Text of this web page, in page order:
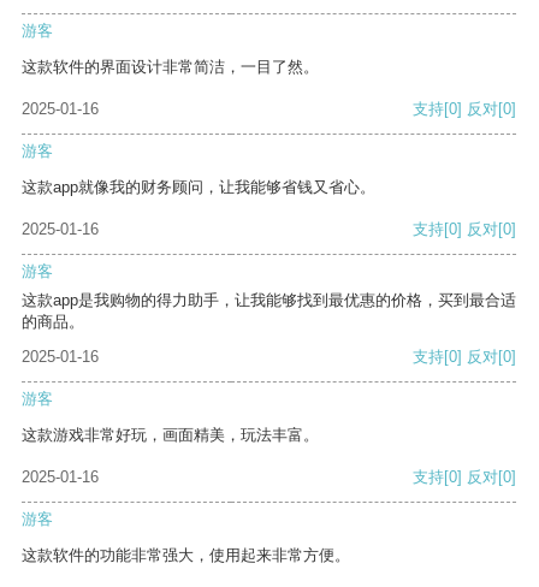
游客
这款软件的界面设计非常简洁，一目了然。
2025-01-16 支持[0] 反对[0]
游客
这款app就像我的财务顾问，让我能够省钱又省心。
2025-01-16 支持[0] 反对[0]
游客
这款app是我购物的得力助手，让我能够找到最优惠的价格，买到最合适
的商品。
2025-01-16
支持[0] 反对[0]
游客
这款游戏非常好玩，画面精美，玩法丰富。
2025-01-16 支持[0] 反对[0]
游客
这款软件的功能非常强大，使用起来非常方便。